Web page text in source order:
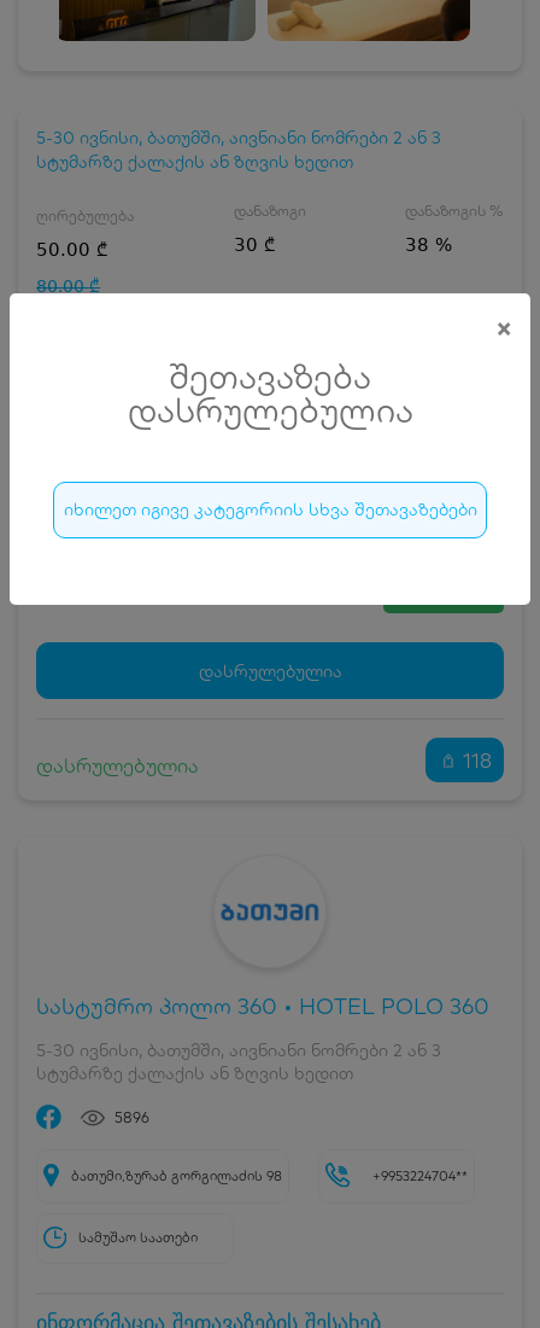
×
შეთავაზება
დასრულებულია
იხილეთ იგივე კატეგორიის სხვა შეთავაზებები
5-30 ივნისი, ბათუმში, აივნიანი ნომრები 2 ან 3
სტუმარზე ქალაქის ან ზღვის ხედით
ღირებულება
50.00 ₾
80.00 ₾
დანაზოგი
30 ₾
დანაზოგის %
38 %
ნომერი 2 სტუმარზე ქალაქის ხედით
ჯავშნის კოდის ღირებულება 5₾
ჯავშნის კოდი
5 ₾
დამატებითი საწოლი
კვება
0 ₾
დასრულებულია
დასრულებულია 118
სასტუმრო პოლო 360 • HOTEL POLO 360
5-30 ივნისი, ბათუმში, აივნიანი ნომრები 2 ან 3
სტუმარზე ქალაქის ან ზღვის ხედით
5896
ბათუმი,ზურაბ გორგილაძის 98 +9953224704**
სამუშაო საათები
ინფორმაცია შეთავაზების შესახებ